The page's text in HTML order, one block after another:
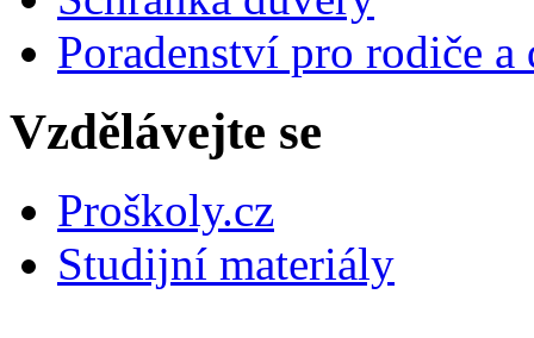
Poradenství pro rodiče
Vzdělávejte se
Proškoly.cz
Studijní materiály